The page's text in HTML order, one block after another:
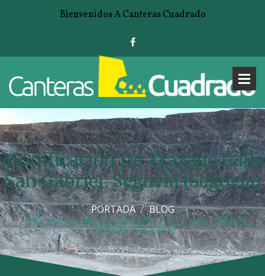
Bienvenidos A Canteras Cuadrado
Modificación De Trazado Calle
San Gabriel. Segovia (Segovia)
PORTADA
BLOG
MODIFICACIÓN DE TRAZADO CALLE SAN GABRIEL.
SEGOVIA (SEGOVIA)